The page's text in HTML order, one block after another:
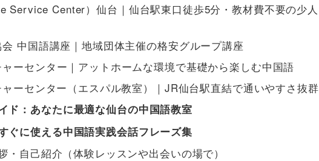
Service Center）仙台｜仙台駅東口徒歩5分・教材費不要の少人
中国語講座｜地域団体主催の格安グループ講座
ーセンター｜アットホームな環境で基礎から楽しむ中国語
ーセンター（エスパル教室）｜JR仙台駅直結で通いやすさ抜群
ド：あなたに最適な仙台の中国語教室
ぐに使える中国語実践会話フレーズ集
・自己紹介（体験レッスンや出会いの場で）